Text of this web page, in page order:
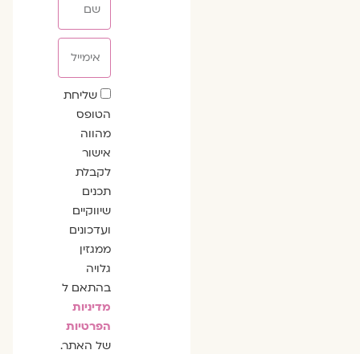
שדה
הסכמה
שליחת
הטופס
מהווה
אישור
לקבלת
תכנים
שיווקיים
ועדכונים
ממגזין
גלויה
בהתאם ל
מדיניות
הפרטיות
של האתר.